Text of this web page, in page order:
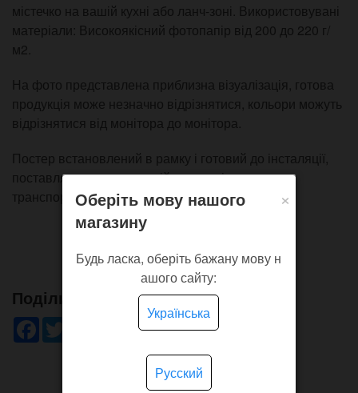
містечко на вашій кухні або ланч-зоні. Використовувані
матеріали: Високоякісний фотопапір від 200 до 220 г/
м2.
На фото представлена приблизна візуалізація, готова
продукція може незначно відрізнятися, кольори можуть
відрізнятися від монітора до монітора.
Постер встановлений в рамку і готовий до інсталяції,
поставляється в картонній упаковці для
транспортування.
Поділись!
Facebook WhatsApp
ViberPinterestTelegram
×
Оберіть мову нашого
магазину
Будь ласка, оберіть бажану мову н
ашого сайту:
Українська
Русский